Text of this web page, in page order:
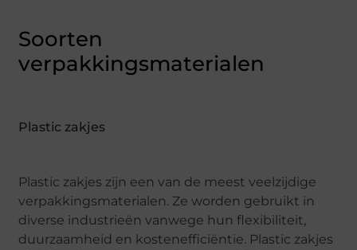
Soorten
verpakkingsmaterialen
Plastic zakjes
Plastic zakjes zijn een van de meest veelzijdige
verpakkingsmaterialen. Ze worden gebruikt in
diverse industrieën vanwege hun flexibiliteit,
duurzaamheid en kostenefficiëntie. Plastic zakjes